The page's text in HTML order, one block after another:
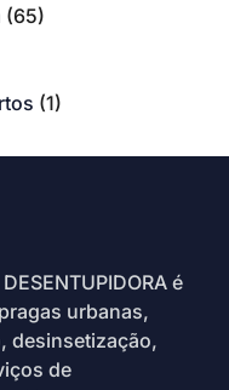
(65)
(1)
é
urbanas,
desinsetização,
de